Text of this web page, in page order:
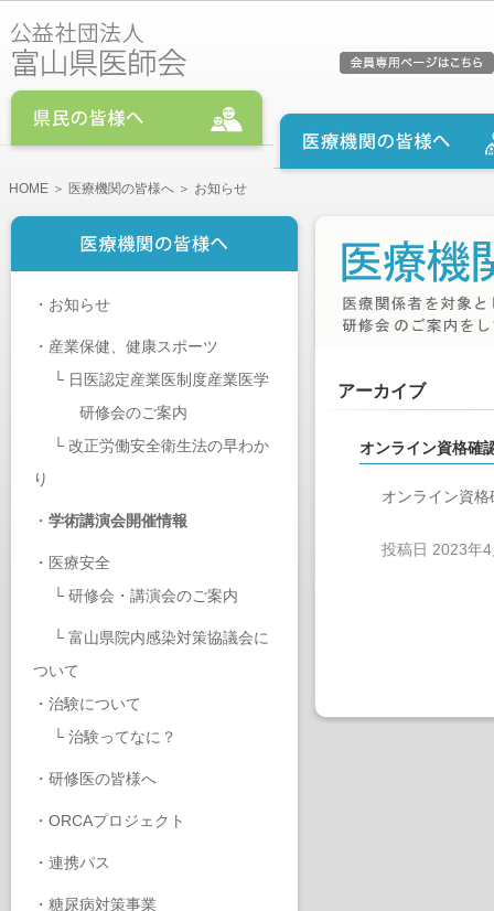
HOME ＞ 医療機関の皆様へ ＞ お知らせ
・ お知らせ
・ 産業保健、健康スポーツ
└ 日医認定産業医制度産業医学
研修会のご案内
└ 改正労働安全衛生法の早わか
り
・ 学術講演会開催情報
・ 医療安全
└ 研修会・講演会のご案内
└ 富山県院内感染対策協議会に
ついて
・ 治験について
└ 治験ってなに？
・ 研修医の皆様へ
・ ORCAプロジェクト
・ 連携パス
・ 糖尿病対策事業
アーカイブ
オンライン資格確
オンライン資
投稿日 2023年